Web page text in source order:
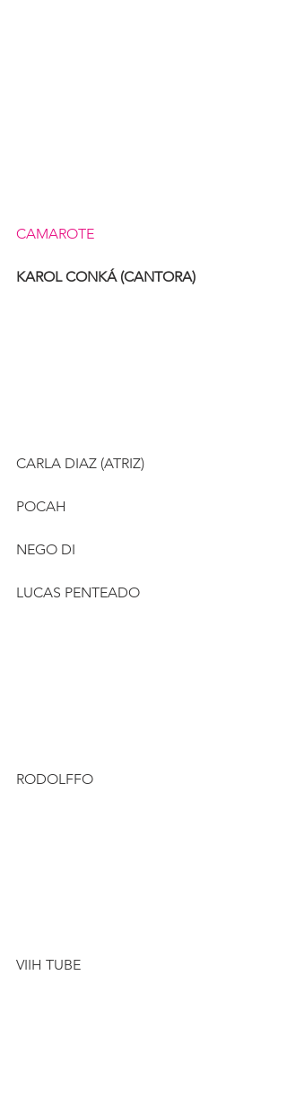
CAMAROTE
KAROL CONKÁ (CANTORA)
CARLA DIAZ (ATRIZ)
POCAH
NEGO DI
LUCAS PENTEADO
RODOLFFO
VIIH TUBE